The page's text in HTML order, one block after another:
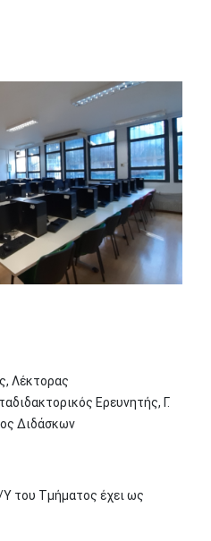
Λέκτορας
Ερευνητής, Γ.
Διδάσκων
του Τμήματος έχει ως